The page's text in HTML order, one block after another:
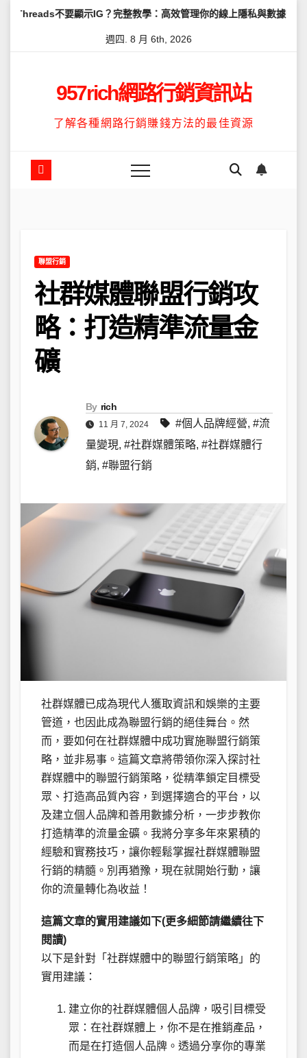
Skip示IG？完整教學：高效管理你的線上隱私與數據安全 怎麼讓
週四. 8 月 6th, 2026
957rich網路行銷資訊站
了解各種網路行銷賺錢方法的最佳資源
聯盟行銷
社群媒體聯盟行銷攻
略：打造精準流量金
礦
By rich
11 月 7, 2024 #個人品牌經營, #流
量變現, #社群媒體策略, #社群媒體行
銷, #聯盟行銷
社群媒體已成為現代人獲取資訊和娛樂的主要
管道，也因此成為聯盟行銷的絕佳舞台。然
而，要如何在社群媒體中成功實施聯盟行銷策
略，並非易事。這篇文章將帶領你深入探討社
群媒體中的聯盟行銷策略，從精準鎖定目標受
眾、打造高品質內容，到選擇適合的平台，以
及建立個人品牌和善用數據分析，一步步教你
打造精準的流量金礦。我將分享多年來累積的
經驗和實務技巧，讓你輕鬆掌握社群媒體聯盟
行銷的精髓。別再猶豫，現在就開始行動，讓
你的流量轉化為收益！
這篇文章的實用建議如下(更多細節請繼續往下
閱讀)
以下是針對「社群媒體中的聯盟行銷策略」的
實用建議：
建立你的社群媒體個人品牌，吸引目標受
眾：在社群媒體上，你不是在推銷產品，
而是在打造個人品牌。透過分享你的專業